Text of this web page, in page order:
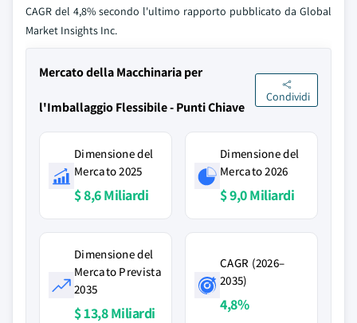
CAGR del 4,8% secondo l'ultimo rapporto pubblicato da Global
Market Insights Inc.
Mercato della Macchinaria per
l'Imballaggio Flessibile - Punti Chiave
Condividi
Dimensione del
Mercato 2025
$ 8,6 Miliardi
Dimensione del
Mercato 2026
$ 9,0 Miliardi
Dimensione del
Mercato Prevista
2035
$ 13,8 Miliardi
CAGR (2026–
2035)
4,8%